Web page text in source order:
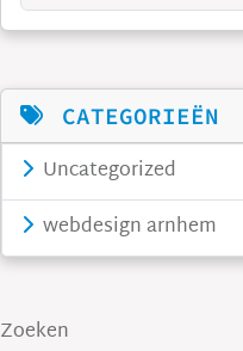
CATEGORIEËN
Uncategorized
webdesign arnhem
Zoeken